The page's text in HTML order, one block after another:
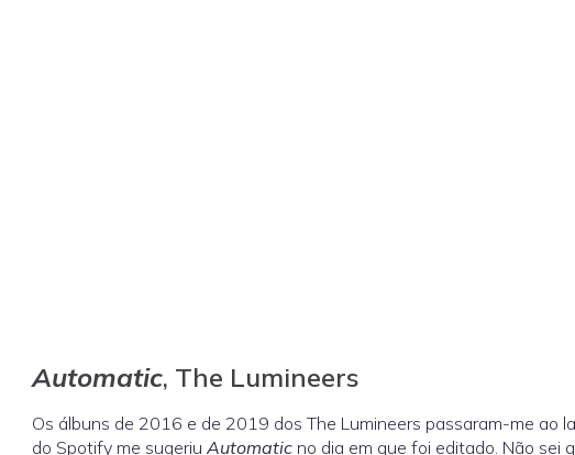
Automatic, The Lumineers
Os álbuns de 2016 e de 2019 dos The Lumineers passaram-me ao
do Spotify me sugeriu Automatic no dia em que foi editado. Não sei